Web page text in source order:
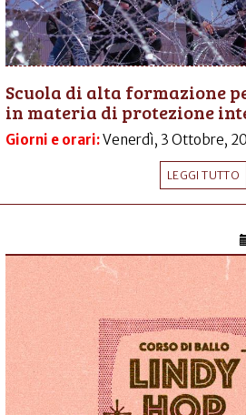
Scuola di alta formazione
in materia di protezione
Giorni e orari:Venerdì, 3 Ottobre,
LEGGI TUTTO